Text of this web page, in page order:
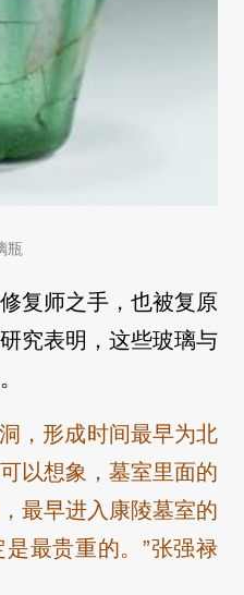
瓶
复师之手，也被复原
究表明，这些玻璃与
，形成时间最早为北
以想象，墓室里面的
最早进入康陵墓室的
最贵重的。”张强禄